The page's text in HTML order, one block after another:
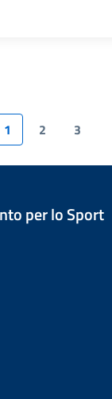
1 2 3
per lo Sport